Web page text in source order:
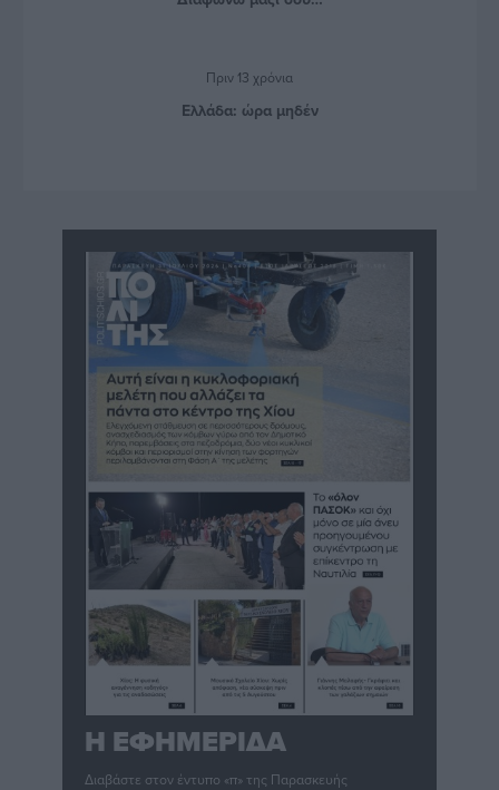
Πριν 13 χρόνια
Ελλάδα: ώρα μηδέν
Η ΕΦΗΜΕΡΙΔΑ
Διαβάστε στον έντυπο «π» της Παρασκευής